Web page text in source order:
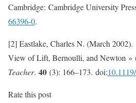
Cambridge: Cambridge University
66396-0.
[2] Eastlake, Charles N. (March
View of Lift, Bernoulli, and Newton »
Teacher. 40 (3): 166–173. doi:10.1119/
Rate this post